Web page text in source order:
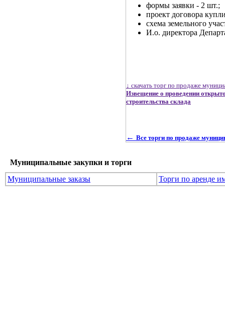
формы заявки - 2 шт.;
проект договора
схема земельного
И.о. директора
↓ скачать торг по продаже
Извещение о проведении
строительства склада
← Все торги по продаже
Муниципальные закупки и торги
Муниципальные заказы
Торги по аренде